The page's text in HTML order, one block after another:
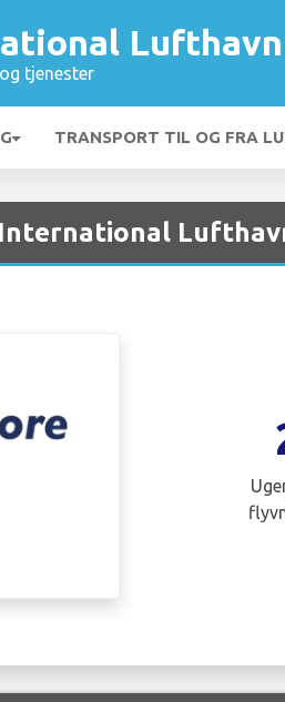
Lufthavn
tjenester
TRANSPORT TIL OG FRA